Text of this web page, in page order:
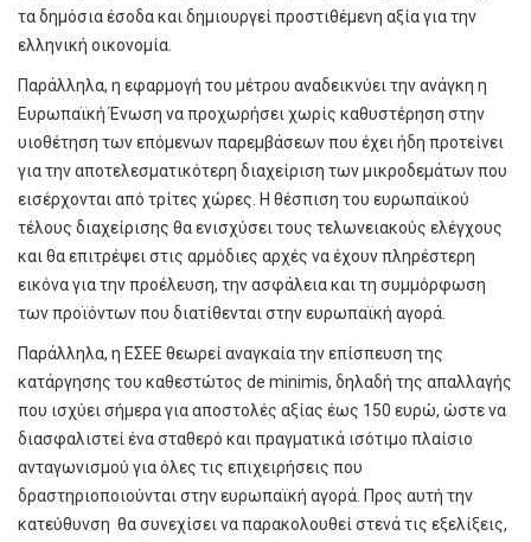
τα δημόσια έσοδα και δημιουργεί προστιθέμενη αξία για την
ελληνική οικονομία.
Παράλληλα, η εφαρμογή του μέτρου αναδεικνύει την ανάγκη η
Ευρωπαϊκή Ένωση να προχωρήσει χωρίς καθυστέρηση στην
υιοθέτηση των επόμενων παρεμβάσεων που έχει ήδη προτείνει
για την αποτελεσματικότερη διαχείριση των μικροδεμάτων που
εισέρχονται από τρίτες χώρες. Η θέσπιση του ευρωπαϊκού
τέλους διαχείρισης θα ενισχύσει τους τελωνειακούς ελέγχους
και θα επιτρέψει στις αρμόδιες αρχές να έχουν πληρέστερη
εικόνα για την προέλευση, την ασφάλεια και τη συμμόρφωση
των προϊόντων που διατίθενται στην ευρωπαϊκή αγορά.
Παράλληλα, η ΕΣΕΕ θεωρεί αναγκαία την επίσπευση της
κατάργησης του καθεστώτος de minimis, δηλαδή της απαλλαγής
που ισχύει σήμερα για αποστολές αξίας έως 150 ευρώ, ώστε να
διασφαλιστεί ένα σταθερό και πραγματικά ισότιμο πλαίσιο
ανταγωνισμού για όλες τις επιχειρήσεις που
δραστηριοποιούνται στην ευρωπαϊκή αγορά. Προς αυτή την
κατεύθυνση θα συνεχίσει να παρακολουθεί στενά τις εξελίξεις,